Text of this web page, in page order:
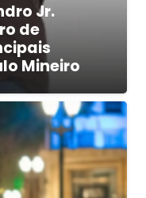
Jr.
de
Mineiro